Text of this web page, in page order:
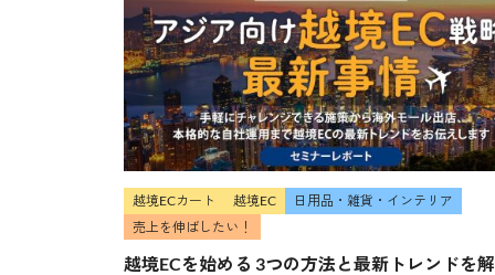
越境ECカート 越境EC
日用品・雑貨・インテリア
売上を伸ばしたい！
越境ECを始める 3つの方法と最新トレンドを